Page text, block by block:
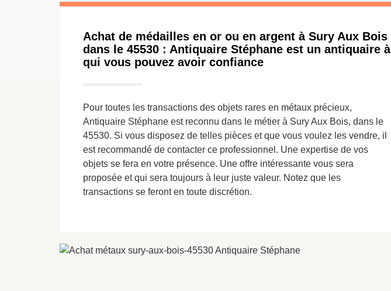
Achat de médailles en or ou en argent à Sury Aux Bois
dans le 45530 : Antiquaire Stéphane est un antiquaire à
qui vous pouvez avoir confiance
Pour toutes les transactions des objets rares en métaux précieux,
Antiquaire Stéphane est reconnu dans le métier à Sury Aux Bois, dans le
45530. Si vous disposez de telles pièces et que vous voulez les vendre, il
est recommandé de contacter ce professionnel. Une expertise de vos
objets se fera en votre présence. Une offre intéressante vous sera
proposée et qui sera toujours à leur juste valeur. Notez que les
transactions se feront en toute discrétion.